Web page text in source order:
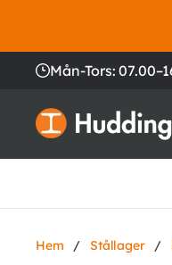
Mån-Tors:
Hem / Stållager /